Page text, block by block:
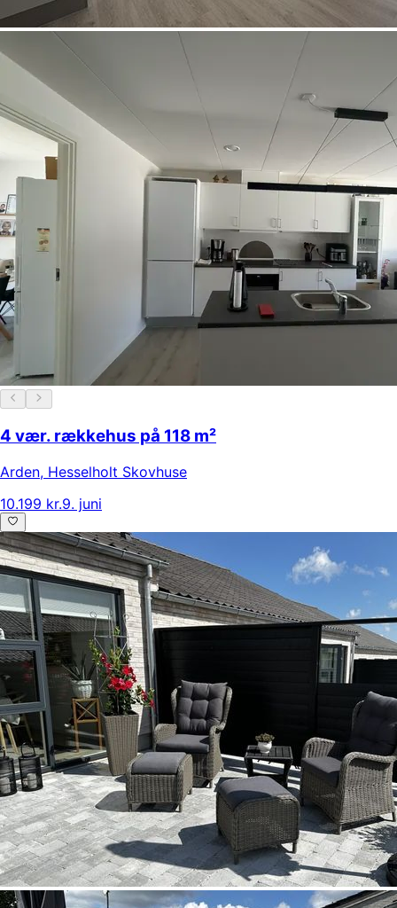
4 vær. rækkehus på 118 m²
Arden, Hesselholt Skovhuse
10.199 kr.9. juni